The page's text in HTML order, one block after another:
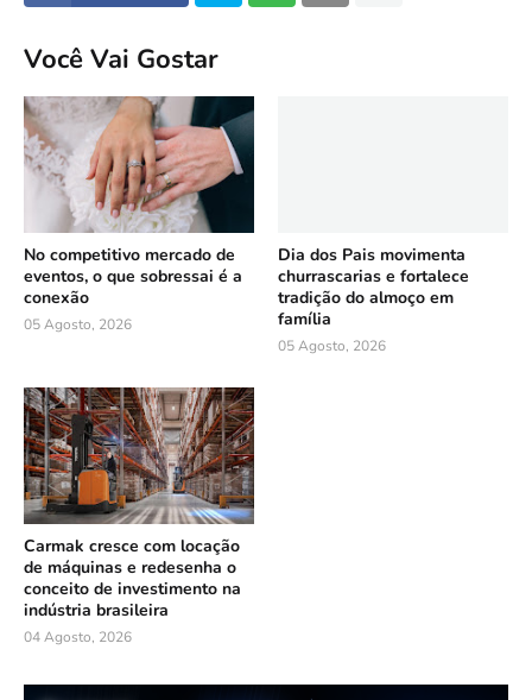
Você Vai Gostar
No competitivo mercado de
eventos, o que sobressai é a
conexão
05 Agosto, 2026
Dia dos Pais movimenta
churrascarias e fortalece
tradição do almoço em
família
05 Agosto, 2026
Carmak cresce com locação
de máquinas e redesenha o
conceito de investimento na
indústria brasileira
04 Agosto, 2026